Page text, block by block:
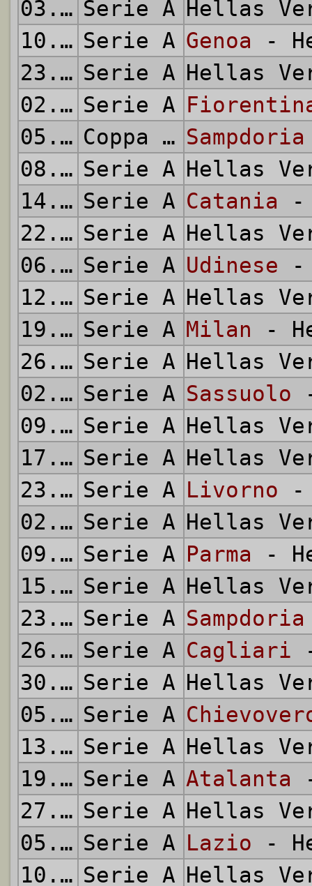
03.11.2013 Serie A Hellas
10.11.2013 Serie A Genoa -
23.11.2013 Serie A Hellas
02.12.2013 Serie A
05.12.2013
Coppa Italia Sampdoria
08.12.2013 Serie A Hellas
14.12.2013 Serie A Catania -
22.12.2013 Serie A Hellas
06.01.2014 Serie A Udinese -
12.01.2014 Serie A Hellas
19.01.2014 Serie A Milan -
26.01.2014 Serie A Hellas
02.02.2014 Serie A Sassuolo
09.02.2014 Serie A Hellas
17.02.2014 Serie A Hellas
23.02.2014 Serie A Livorno -
02.03.2014 Serie A Hellas
09.03.2014 Serie A Parma -
15.03.2014 Serie A Hellas
23.03.2014 Serie A Sampdoria
26.03.2014 Serie A Cagliari
30.03.2014 Serie A Hellas
05.04.2014 Serie A
13.04.2014 Serie A Hellas
19.04.2014 Serie A Atalanta
27.04.2014 Serie A Hellas
05.05.2014 Serie A Lazio -
10.05.2014 Serie A Hellas